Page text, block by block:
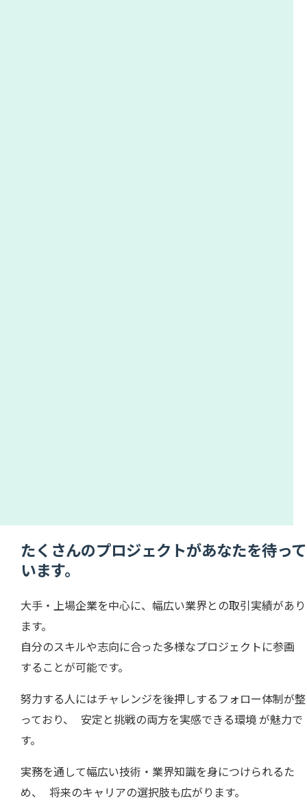
たくさんのプロジェクトがあなたを待って
います。
大手・上場企業を中心に、幅広い業界との取引実績があり
ます。
自分のスキルや志向に合った多様なプロジェクトに参画
することが可能です。
努力する人にはチャレンジを後押しするフォロー体制が整
っており、 安定と挑戦の両方を実感できる環境 が魅力で
す。
実務を通して幅広い技術・業界知識を身につけられるた
め、 将来のキャリアの選択肢も広がります。